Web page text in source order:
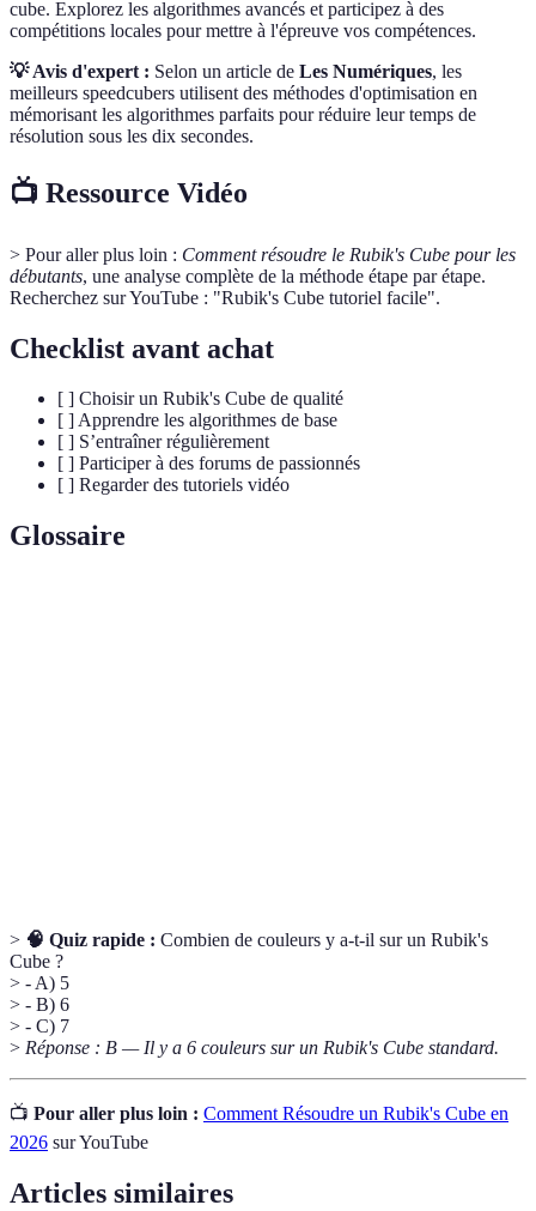
cube. Explorez les algorithmes avancés et participez à des
compétitions locales pour mettre à l'épreuve vos compétences.
💡 Avis d'expert : Selon un article de Les Numériques, les
meilleurs speedcubers utilisent des méthodes d'optimisation en
mémorisant les algorithmes parfaits pour réduire leur temps de
résolution sous les dix secondes.
📺 Ressource Vidéo
> Pour aller plus loin : Comment résoudre le Rubik's Cube pour les
débutants, une analyse complète de la méthode étape par étape.
Recherchez sur YouTube : "Rubik's Cube tutoriel facile".
Checklist avant achat
[ ] Choisir un Rubik's Cube de qualité
[ ] Apprendre les algorithmes de base
[ ] S’entraîner régulièrement
[ ] Participer à des forums de passionnés
[ ] Regarder des tutoriels vidéo
Glossaire
> 🧠 Quiz rapide : Combien de couleurs y a-t-il sur un Rubik's
Cube ?
> - A) 5
> - B) 6
> - C) 7
> Réponse : B — Il y a 6 couleurs sur un Rubik's Cube standard.
📺 Pour aller plus loin : Comment Résoudre un Rubik's Cube en
2026 sur YouTube
Articles similaires